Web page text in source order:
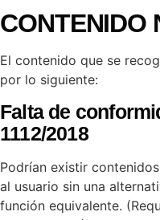
CONTENIDO
El contenido que se
por lo siguiente:
Falta de
1112/2018
Podrían existir
al usuario sin una
función equivalente.